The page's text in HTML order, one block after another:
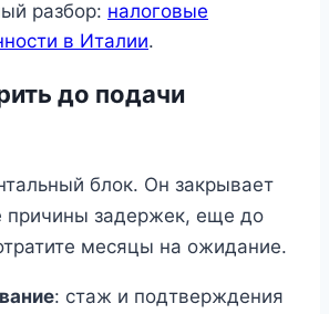
разбор: налоговые
в Италии.
до подачи
блок. Он закрывает
причины задержек, еще до
месяцы на ожидание.
: стаж и подтверждения